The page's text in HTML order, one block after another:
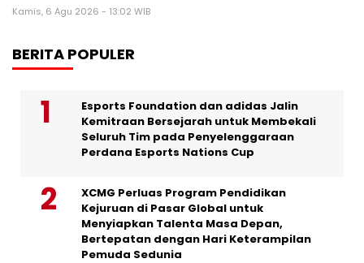
Kamis, 6 Agu 2026 - 13:02 WIB
BERITA POPULER
Esports Foundation dan adidas Jalin
Kemitraan Bersejarah untuk Membekali
Seluruh Tim pada Penyelenggaraan
Perdana Esports Nations Cup
XCMG Perluas Program Pendidikan
Kejuruan di Pasar Global untuk
Menyiapkan Talenta Masa Depan,
Bertepatan dengan Hari Keterampilan
Pemuda Sedunia